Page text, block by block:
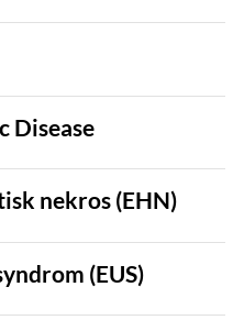
Disease
nekros (EHN)
(EUS)